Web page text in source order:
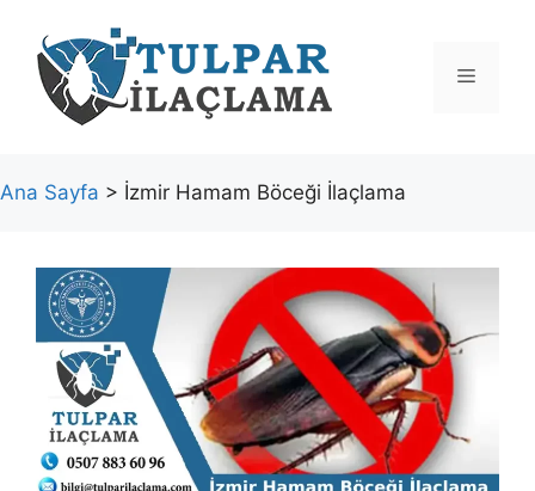
Menü
Ana Sayfa > İzmir Hamam Böceği İlaçlama